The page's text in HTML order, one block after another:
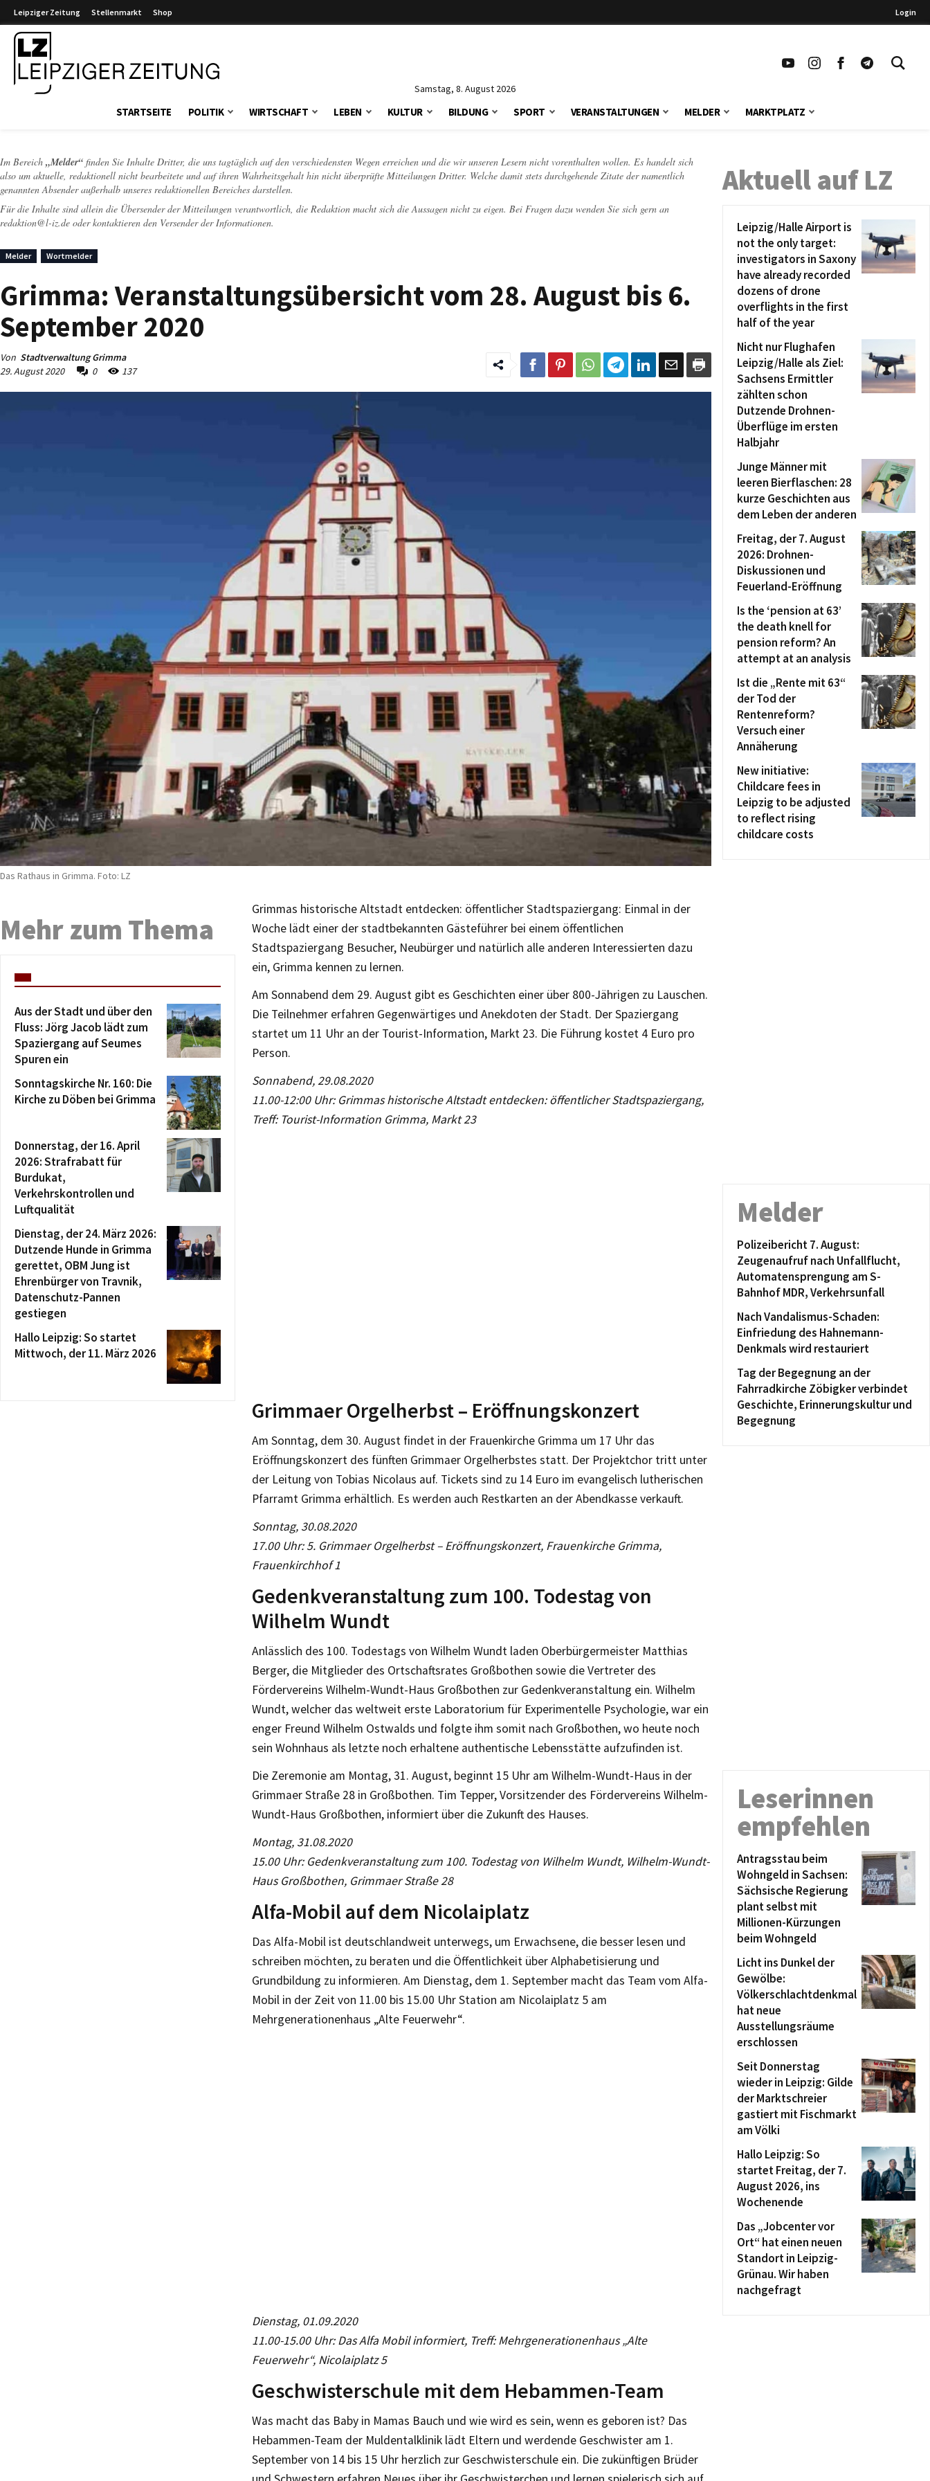
Leipziger Zeitung Stellenmarkt Shop Login
Samstag, 8. August 2026
STARTSEITE POLITIK WIRTSCHAFT LEBEN KULTUR BILDUNG SPORT VERANSTALTUNGEN MELDER MARKTPLATZ
Im Bereich „Melder“ finden Sie Inhalte Dritter, die uns tagtäglich auf den verschiedensten Wegen erreichen und die wir unseren Lesern nicht vorenthalten wollen. Es handelt sich
also um aktuelle, redaktionell nicht bearbeitete und auf ihren Wahrheitsgehalt hin nicht überprüfte Mitteilungen Dritter. Welche damit stets durchgehende Zitate der namentlich
genannten Absender außerhalb unseres redaktionellen Bereiches darstellen.
Für die Inhalte sind allein die Übersender der Mitteilungen verantwortlich, die Redaktion macht sich die Aussagen nicht zu eigen. Bei Fragen dazu wenden Sie sich gern an
redaktion@l-iz.de oder kontaktieren den Versender der Informationen.
Melder Wortmelder
Grimma: Veranstaltungsübersicht vom 28. August bis 6.
September 2020
Von Stadtverwaltung Grimma
29. August 2020
0 137
Das Rathaus in Grimma. Foto: LZ
Grimmas historische Altstadt entdecken: öffentlicher Stadtspaziergang: Einmal in der
Woche lädt einer der stadtbekannten Gästeführer bei einem öffentlichen
Stadtspaziergang Besucher, Neubürger und natürlich alle anderen Interessierten dazu
ein, Grimma kennen zu lernen.
Am Sonnabend dem 29. August gibt es Geschichten einer über 800-Jährigen zu Lauschen.
Die Teilnehmer erfahren Gegenwärtiges und Anekdoten der Stadt. Der Spaziergang
startet um 11 Uhr an der Tourist-Information, Markt 23. Die Führung kostet 4 Euro pro
Person.
Sonnabend, 29.08.2020
11.00-12:00 Uhr: Grimmas historische Altstadt entdecken: öffentlicher Stadtspaziergang,
Treff: Tourist-Information Grimma, Markt 23
Grimmaer Orgelherbst – Eröffnungskonzert
Am Sonntag, dem 30. August findet in der Frauenkirche Grimma um 17 Uhr das
Eröffnungskonzert des fünften Grimmaer Orgelherbstes statt. Der Projektchor tritt unter
der Leitung von Tobias Nicolaus auf. Tickets sind zu 14 Euro im evangelisch lutherischen
Pfarramt Grimma erhältlich. Es werden auch Restkarten an der Abendkasse verkauft.
Sonntag, 30.08.2020
17.00 Uhr: 5. Grimmaer Orgelherbst – Eröffnungskonzert, Frauenkirche Grimma,
Frauenkirchhof 1
Gedenkveranstaltung zum 100. Todestag von
Wilhelm Wundt
Anlässlich des 100. Todestags von Wilhelm Wundt laden Oberbürgermeister Matthias
Berger, die Mitglieder des Ortschaftsrates Großbothen sowie die Vertreter des
Fördervereins Wilhelm-Wundt-Haus Großbothen zur Gedenkveranstaltung ein. Wilhelm
Wundt, welcher das weltweit erste Laboratorium für Experimentelle Psychologie, war ein
enger Freund Wilhelm Ostwalds und folgte ihm somit nach Großbothen, wo heute noch
sein Wohnhaus als letzte noch erhaltene authentische Lebensstätte aufzufinden ist.
Die Zeremonie am Montag, 31. August, beginnt 15 Uhr am Wilhelm-Wundt-Haus in der
Grimmaer Straße 28 in Großbothen. Tim Tepper, Vorsitzender des Fördervereins Wilhelm-
Wundt-Haus Großbothen, informiert über die Zukunft des Hauses.
Montag, 31.08.2020
15.00 Uhr: Gedenkveranstaltung zum 100. Todestag von Wilhelm Wundt, Wilhelm-Wundt-
Haus Großbothen, Grimmaer Straße 28
Alfa-Mobil auf dem Nicolaiplatz
Das Alfa-Mobil ist deutschlandweit unterwegs, um Erwachsene, die besser lesen und
schreiben möchten, zu beraten und die Öffentlichkeit über Alphabetisierung und
Grundbildung zu informieren. Am Dienstag, dem 1. September macht das Team vom Alfa-
Mobil in der Zeit von 11.00 bis 15.00 Uhr Station am Nicolaiplatz 5 am
Mehrgenerationenhaus „Alte Feuerwehr“.
Dienstag, 01.09.2020
11.00-15.00 Uhr: Das Alfa Mobil informiert, Treff: Mehrgenerationenhaus „Alte
Feuerwehr“, Nicolaiplatz 5
Geschwisterschule mit dem Hebammen-Team
Was macht das Baby in Mamas Bauch und wie wird es sein, wenn es geboren ist? Das
Hebammen-Team der Muldentalklinik lädt Eltern und werdende Geschwister am 1.
September von 14 bis 15 Uhr herzlich zur Geschwisterschule ein. Die zukünftigen Brüder
Mehr zum Thema
Aus der Stadt und über den
Fluss: Jörg Jacob lädt zum
Spaziergang auf Seumes
Spuren ein
Sonntagskirche Nr. 160: Die
Kirche zu Döben bei Grimma
Donnerstag, der 16. April
2026: Strafrabatt für
Burdukat,
Verkehrskontrollen und
Luftqualität
Dienstag, der 24. März 2026:
Dutzende Hunde in Grimma
gerettet, OBM Jung ist
Ehrenbürger von Travnik,
Datenschutz-Pannen
gestiegen
Hallo Leipzig: So startet
Mittwoch, der 11. März 2026
Aktuell auf LZ
Leipzig/Halle Airport is
not the only target:
investigators in Saxony
have already recorded
dozens of drone
overflights in the first
half of the year
Nicht nur Flughafen
Leipzig/Halle als Ziel:
Sachsens Ermittler
zählten schon
Dutzende Drohnen-
Überflüge im ersten
Halbjahr
Junge Männer mit
leeren Bierflaschen: 28
kurze Geschichten aus
dem Leben der anderen
Freitag, der 7. August
2026: Drohnen-
Diskussionen und
Feuerland-Eröffnung
Is the ‘pension at 63’
the death knell for
pension reform? An
attempt at an analysis
Ist die „Rente mit 63“
der Tod der
Rentenreform?
Versuch einer
Annäherung
New initiative:
Childcare fees in
Leipzig to be adjusted
to reflect rising
childcare costs
Melder
Polizeibericht 7. August:
Zeugenaufruf nach Unfallflucht,
Automatensprengung am S-
Bahnhof MDR, Verkehrsunfall
Nach Vandalismus-Schaden:
Einfriedung des Hahnemann-
Denkmals wird restauriert
Tag der Begegnung an der
Fahrradkirche Zöbigker verbindet
Geschichte, Erinnerungskultur und
Begegnung
Leserinnen
empfehlen
Antragsstau beim
Wohngeld in Sachsen:
Sächsische Regierung
plant selbst mit
Millionen-Kürzungen
beim Wohngeld
Licht ins Dunkel der
Gewölbe:
Völkerschlachtdenkmal
hat neue
Ausstellungsräume
erschlossen
Seit Donnerstag
wieder in Leipzig: Gilde
der Marktschreier
gastiert mit Fischmarkt
am Völki
Hallo Leipzig: So
startet Freitag, der 7.
August 2026, ins
Wochenende
Das „Jobcenter vor
Ort“ hat einen neuen
Standort in Leipzig-
Grünau. Wir haben
nachgefragt